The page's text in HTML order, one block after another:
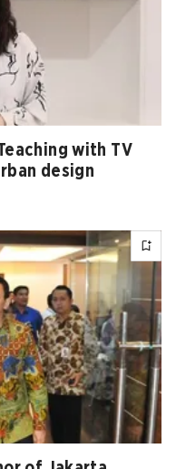
with TV
design